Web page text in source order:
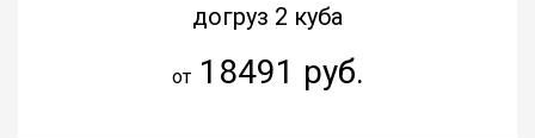
догруз 2 куба
от18491 руб.